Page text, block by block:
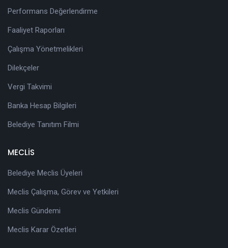
Performans Değerlendirme
Faaliyet Raporları
Çalışma Yönetmelikleri
Dilekçeler
Vergi Takvimi
Banka Hesap Bilgileri
Belediye Tanıtım Filmi
MECLİS
Belediye Meclis Üyeleri
Meclis Çalışma, Görev ve Yetkileri
Meclis Gündemi
Meclis Karar Özetleri